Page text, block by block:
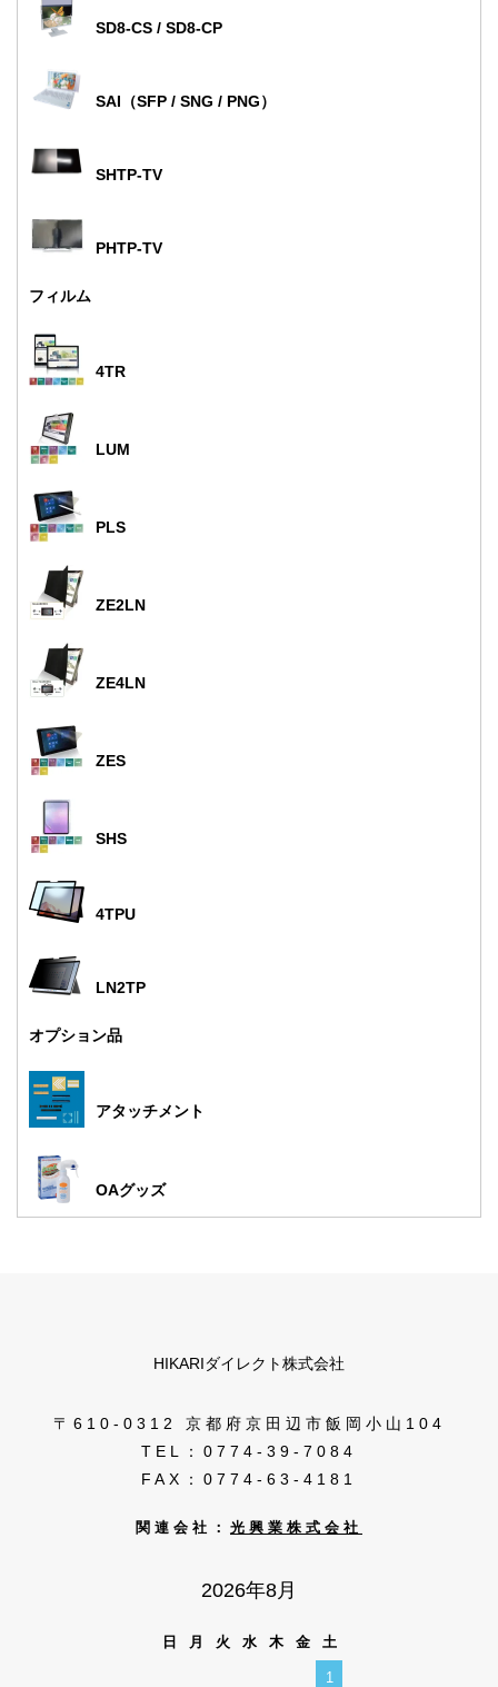
SD8-CS / SD8-CP
SAI（SFP / SNG / PNG）
SHTP-TV
PHTP-TV
フィルム
4TR
LUM
PLS
ZE2LN
ZE4LN
ZES
SHS
4TPU
LN2TP
オプション品
アタッチメント
OAグッズ
HIKARIダイレクト株式会社
〒610-0312 京都府京田辺市飯岡小山104
TEL：0774-39-7084
FAX：0774-63-4181
関連会社： 光興業株式会社
2026年8月
日 月 火 水 木 金 土
1